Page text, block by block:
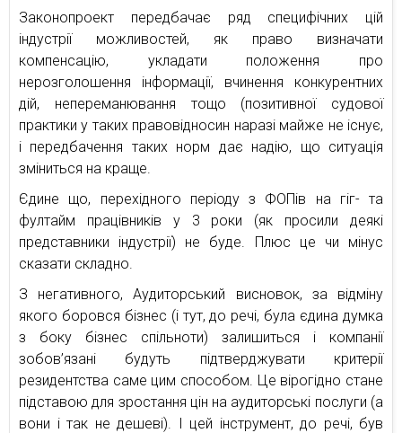
Законопроект передбачає ряд специфічних цій
індустрії можливостей, як право визначати
компенсацію, укладати положення про
нерозголошення інформації, вчинення конкурентних
дій, непереманювання тощо (позитивної судової
практики у таких правовідносин наразі майже не існує,
і передбачення таких норм дає надію, що ситуація
зміниться на краще.
Єдине що, перехідного періоду з ФОПів на гіг- та
фултайм працівників у 3 роки (як просили деякі
представники індустрії) не буде. Плюс це чи мінус
сказати складно.
З негативного, Аудиторський висновок, за відміну
якого боровся бізнес (і тут, до речі, була єдина думка
з боку бізнес спільноти) залишиться і компанії
зобов’язані будуть підтверджувати критерії
резидентства саме цим способом. Це вірогідно стане
підставою для зростання цін на аудиторські послуги (а
вони і так не дешеві). І цей інструмент, до речі, був